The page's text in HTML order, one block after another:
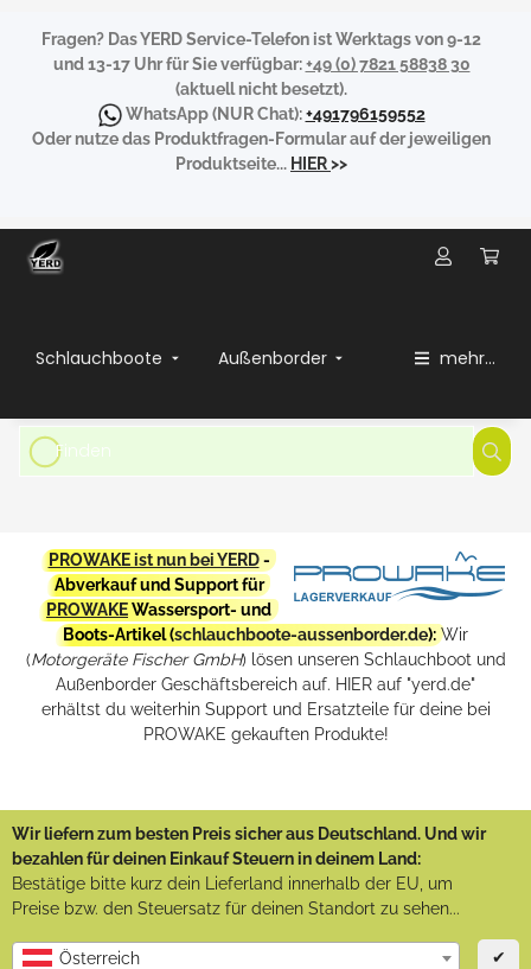
Fragen? Das YERD Service-Telefon ist Werktags von 9-12
und 13-17 Uhr für Sie verfügbar:+49 (0) 7821 58838 30
(aktuell nicht besetzt).
WhatsApp(NUR Chat):+491796159552
Oder nutze das Produktfragen-Formular auf der jeweiligen
Produktseite... HIER>>
Schlauchboote Außenborder mehr...
PROWAKE ist nun bei YERD-
Abverkauf und Support für
PROWAKEWassersport- und
Boots-Artikel (schlauchboote-aussenborder.de): Wir
(Motorgeräte Fischer GmbH) lösen unseren Schlauchboot und
Außenborder Geschäftsbereich auf. HIER auf "yerd.de"
erhältst du weiterhin Support und Ersatzteile für deine bei
PROWAKE gekauften Produkte!
Wir liefern zum besten Preis sicher aus Deutschland. Und wir
bezahlen für deinen Einkauf Steuern in deinem Land:
Bestätige bitte kurz dein Lieferland innerhalb der EU, um
Preise bzw. den Steuersatz für deinen Standort zu sehen...
Österreich ✔